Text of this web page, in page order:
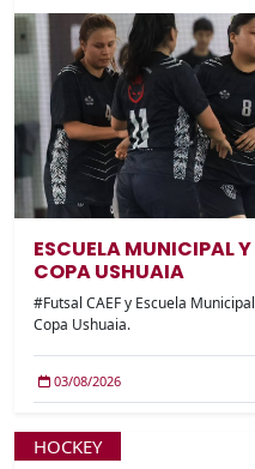
ESCUELA MUNICIPAL
COPA USHUAIA
#Futsal CAEF y Escuela
Copa Ushuaia.
03/08/2026
HOCKEY